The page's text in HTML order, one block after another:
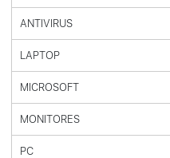
ANTIVIRUS
LAPTOP
MICROSOFT
MONITORES
PC